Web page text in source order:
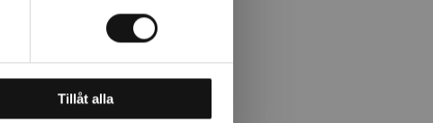
Tillåt alla